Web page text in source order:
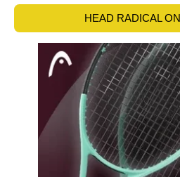
HEAD RADICAL